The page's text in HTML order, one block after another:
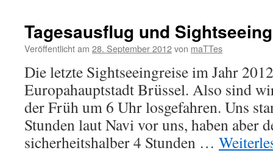
Tagesausflug und
Veröffentlicht am 28. September 2012von maTTes
Die letzte Sightseeingreise im Jahr
Europahauptstadt Brüssel. Also sind
der Früh um 6 Uhr losgefahren. Uns
Stunden laut Navi vor uns, haben aber
sicherheitshalber 4 Stunden …